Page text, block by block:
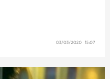
03/03/2020 15:07